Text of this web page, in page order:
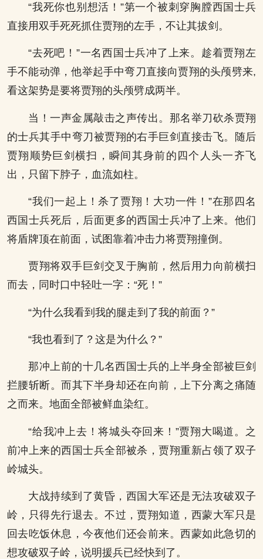
“我死你也别想活！”第一个被刺穿胸膛西国士兵
直接用双手死死抓住贾翔的左手，不让其拔剑。
“去死吧！”一名西国士兵冲了上来。趁着贾翔左
手不能动弹，他举起手中弯刀直接向贾翔的头颅劈来,
看这架势是要将贾翔的头颅劈成两半。
当！一声金属敲击之声传出。那名举刀砍杀贾翔
的士兵其手中弯刀被贾翔的右手巨剑直接击飞。随后
贾翔顺势巨剑横扫，瞬间其身前的四个人头一齐飞
出，只留下脖子，血流如柱。
“我们一起上！杀了贾翔！大功一件！”在那四名
西国士兵死后，后面更多的西国士兵冲了上来。他们
将盾牌顶在前面，试图靠着冲击力将贾翔撞倒。
贾翔将双手巨剑交叉于胸前，然后用力向前横扫
而去，同时口中轻吐一字：“死！”
“为什么我看到我的腿走到了我的前面？”
“我也看到了？这是为什么？”
那冲上前的十几名西国士兵的上半身全部被巨剑
拦腰斩断。而其下半身却还在向前，上下分离之痛随
之而来。地面全部被鲜血染红。
“给我冲上去！将城头夺回来！”贾翔大喝道。之
前冲上来的西国士兵全部被杀，贾翔重新占领了双子
岭城头。
大战持续到了黄昏，西国大军还是无法攻破双子
岭，只得先行退去。不过，贾翔知道，西蒙大军只是
回去吃饭休息，今夜他们还会前来。西蒙如此急切的
想攻破双子岭，说明援兵已经快到了。